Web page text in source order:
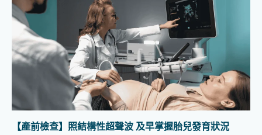
【產前檢查】照結構性超聲波 及早掌握胎兒發育狀況